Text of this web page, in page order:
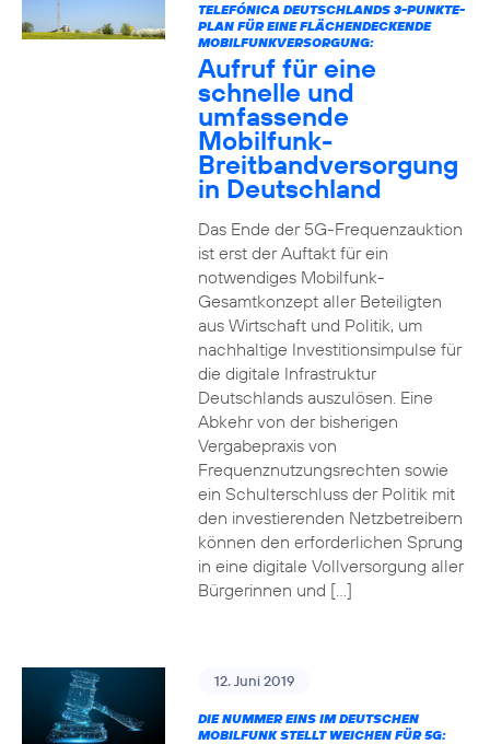
TELEFÓNICA DEUTSCHLANDS 3-PUNKTE-
PLAN FÜR EINE FLÄCHENDECKENDE
MOBILFUNKVERSORGUNG:
Aufruf für eine
schnelle und
umfassende
Mobilfunk-
Breitbandversorgung
in Deutschland
Das Ende der 5G-Frequenzauktion
ist erst der Auftakt für ein
notwendiges Mobilfunk-
Gesamtkonzept aller Beteiligten
aus Wirtschaft und Politik, um
nachhaltige Investitionsimpulse für
die digitale Infrastruktur
Deutschlands auszulösen. Eine
Abkehr von der bisherigen
Vergabepraxis von
Frequenznutzungsrechten sowie
ein Schulterschluss der Politik mit
den investierenden Netzbetreibern
können den erforderlichen Sprung
in eine digitale Vollversorgung aller
Bürgerinnen und […]
12. Juni 2019
DIE NUMMER EINS IM DEUTSCHEN
MOBILFUNK STELLT WEICHEN FÜR 5G: